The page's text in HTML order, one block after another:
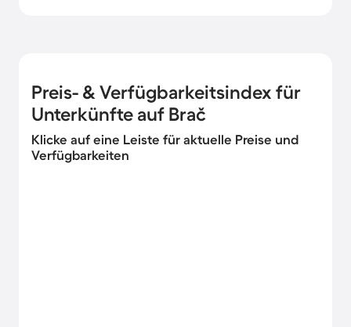
Preis- & Verfügbarkeitsindex für
Unterkünfte auf Brač
Klicke auf eine Leiste für aktuelle Preise und
Verfügbarkeiten